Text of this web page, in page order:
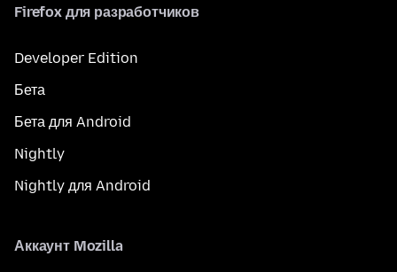
Firefox для разработчиков
Developer Edition
Бета
Бета для Android
Nightly
Nightly для Android
Аккаунт Mozilla